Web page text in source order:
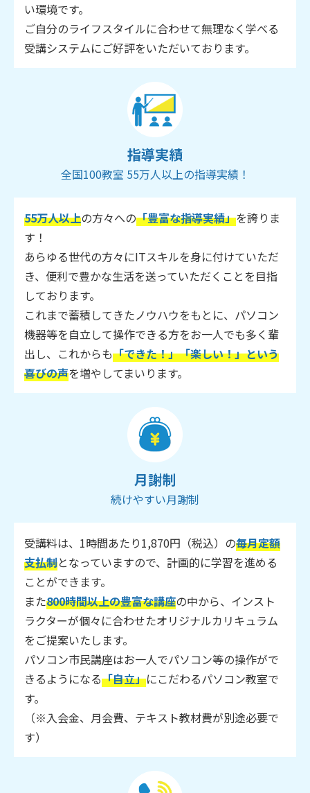
い環境です。
ご自分のライフスタイルに合わせて無理なく学べる
受講システムにご好評をいただいております。
指導実績
全国100教室 55万人以上の指導実績！
55万人以上の方々への「豊富な指導実績」を誇りま
す！
あらゆる世代の方々にITスキルを身に付けていただ
き、便利で豊かな生活を送っていただくことを目指
しております。
これまで蓄積してきたノウハウをもとに、パソコン
機器等を自立して操作できる方をお一人でも多く輩
出し、これからも「できた！」「楽しい！」という
喜びの声を増やしてまいります。
月謝制
続けやすい月謝制
受講料は、1時間あたり1,870円（税込）の毎月定額
支払制となっていますので、計画的に学習を進める
ことができます。
また800時間以上の豊富な講座の中から、インスト
ラクターが個々に合わせたオリジナルカリキュラム
をご提案いたします。
パソコン市民講座はお一人でパソコン等の操作がで
きるようになる「自立」にこだわるパソコン教室で
す。
（※入会金、月会費、テキスト教材費が別途必要で
す）